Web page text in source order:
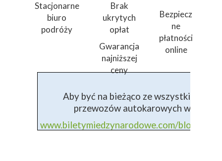
Bezpiecz
ne
płatności
online
Brak
ukrytych
opłat
Gwarancja
najniższej
ceny
Stacjonarne
biuro
podróży
Aby być na bieżąco ze wszystkimi
przewozów autokarowych wejdź na
www.biletymiedzynarodowe.com/